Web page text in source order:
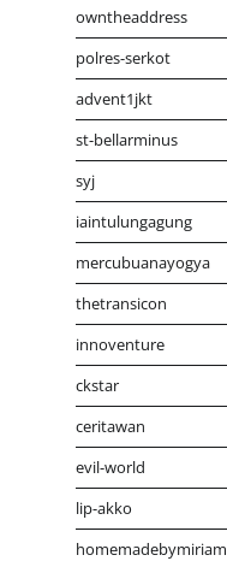
owntheaddress
polres-serkot
advent1jkt
st-bellarminus
syj
iaintulungagung
mercubuanayogya
thetransicon
innoventure
ckstar
ceritawan
evil-world
lip-akko
homemadebymiriam